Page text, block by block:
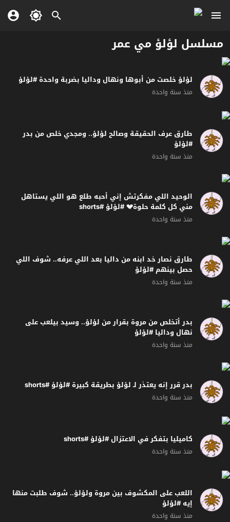
مسلسل لؤلؤ مي عمر
لؤلؤ خلصت من أبوها ونهال وداليا بضربة واحدة #لؤلؤ
منذ سنة واحدة
طارق عرف الحقيقة وصالح لؤلؤ.. ومجدي خلص من بدر
#لؤلؤ
منذ سنة واحدة
الوحيد اللي مفكرتش إني أحبه طلع هو اللي يستاهل
مني كل كلمة حلوة💔 #لؤلؤ #shorts
منذ سنة واحدة
طارق نصار خد ابنه من داليا بعد اللي عرفه.. شوف اللي
حصل بينهم #لؤلؤ
منذ سنة واحدة
بدر أتخلص من مروة بقرار من لؤلؤ.. وسيد بيلعب على
نهال وداليا #لؤلؤ
منذ سنة واحدة
بدر قرر إنه يعتذر لـ لؤلؤ بطريقة كبيرة #لؤلؤ #shorts
منذ سنة واحدة
كاميليا بتفكر في الاعتزال #لؤلؤ #shorts
منذ سنة واحدة
اللعب على المكشوف بين مروة ولؤلؤ.. شوف طلبت منها
إيه #لؤلؤ
منذ سنة واحدة